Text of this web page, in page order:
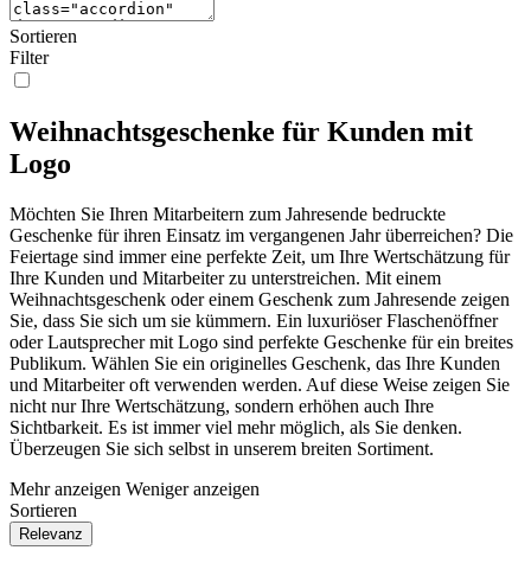
Sortieren
Filter
Weihnachtsgeschenke für Kunden mit
Logo
Möchten Sie Ihren Mitarbeitern zum Jahresende bedruckte
Geschenke für ihren Einsatz im vergangenen Jahr überreichen? Die
Feiertage sind immer eine perfekte Zeit, um Ihre Wertschätzung für
Ihre Kunden und Mitarbeiter zu unterstreichen. Mit einem
Weihnachtsgeschenk oder einem Geschenk zum Jahresende zeigen
Sie, dass Sie sich um sie kümmern. Ein luxuriöser Flaschenöffner
oder Lautsprecher mit Logo sind perfekte Geschenke für ein breites
Publikum. Wählen Sie ein originelles Geschenk, das Ihre Kunden
und Mitarbeiter oft verwenden werden. Auf diese Weise zeigen Sie
nicht nur Ihre Wertschätzung, sondern erhöhen auch Ihre
Sichtbarkeit. Es ist immer viel mehr möglich, als Sie denken.
Überzeugen Sie sich selbst in unserem breiten Sortiment.
Mehr anzeigen Weniger anzeigen
Sortieren
Relevanz